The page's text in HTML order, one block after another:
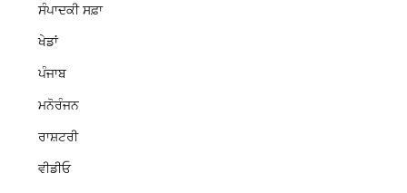
ਸੰਪਾਦਕੀ ਸਫ਼ਾ
ਖੇਡਾਂ
ਪੰਜਾਬ
ਮਨੋਰੰਜਨ
ਰਾਸ਼ਟਰੀ
ਵੀਡੀਓ